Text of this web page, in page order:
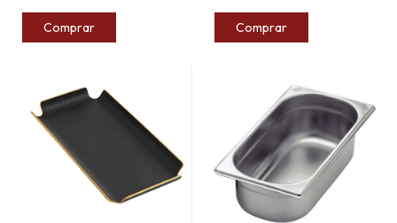
Comprar Comprar